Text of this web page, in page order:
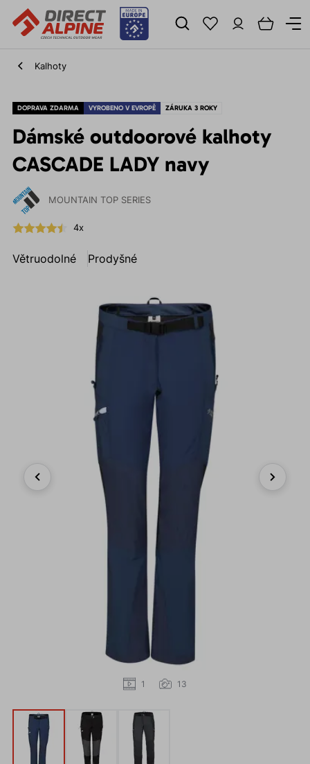
Kalhoty
DOPRAVA ZDARMA VYROBENO V EVROPĚ ZÁRUKA 3 ROKY
Dámské outdoorové kalhoty
CASCADE LADY navy
MOUNTAIN TOP SERIES
4x
Větruodolné Prodyšné
1 13